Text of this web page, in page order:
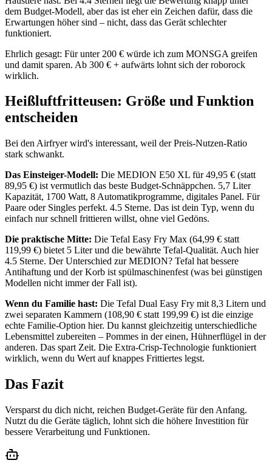
dem Budget-Modell, aber das ist eher ein Zeichen dafür, dass die
Erwartungen höher sind – nicht, dass das Gerät schlechter
funktioniert.
Ehrlich gesagt: Für unter 200 € würde ich zum MONSGA greifen
und damit sparen. Ab 300 € + aufwärts lohnt sich der roborock
wirklich.
Heißluftfritteusen: Größe und Funktion
entscheiden
Bei den Airfryer wird's interessant, weil der Preis-Nutzen-Ratio
stark schwankt.
Das Einsteiger-Modell: Die MEDION E50 XL für 49,95 € (statt
89,95 €) ist vermutlich das beste Budget-Schnäppchen. 5,7 Liter
Kapazität, 1700 Watt, 8 Automatikprogramme, digitales Panel. Für
Paare oder Singles perfekt. 4.5 Sterne. Das ist dein Typ, wenn du
einfach nur schnell frittieren willst, ohne viel Gedöns.
Die praktische Mitte: Die Tefal Easy Fry Max (64,99 € statt
119,99 €) bietet 5 Liter und die bewährte Tefal-Qualität. Auch hier
4.5 Sterne. Der Unterschied zur MEDION? Tefal hat bessere
Antihaftung und der Korb ist spülmaschinenfest (was bei günstigen
Modellen nicht immer der Fall ist).
Wenn du Familie hast: Die Tefal Dual Easy Fry mit 8,3 Litern und
zwei separaten Kammern (108,90 € statt 199,99 €) ist die einzige
echte Familie-Option hier. Du kannst gleichzeitig unterschiedliche
Lebensmittel zubereiten – Pommes in der einen, Hühnerflügel in der
anderen. Das spart Zeit. Die Extra-Crisp-Technologie funktioniert
wirklich, wenn du Wert auf knappes Frittiertes legst.
Das Fazit
Versparst du dich nicht, reichen Budget-Geräte für den Anfang.
Nutzt du die Geräte täglich, lohnt sich die höhere Investition für
bessere Verarbeitung und Funktionen.